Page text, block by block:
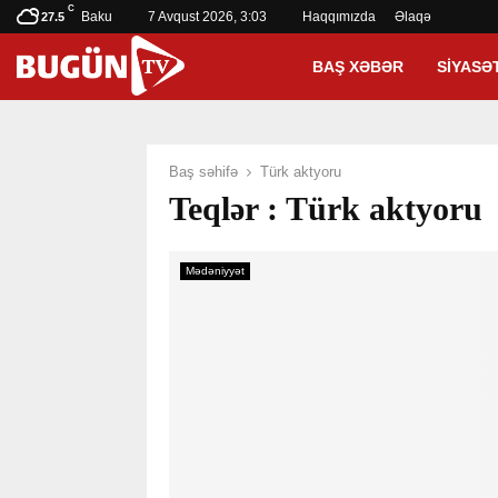
27.5
C
Baku 7 Avqust 2026, 3:03 Haqqımızda Əlaqə
BAŞ XƏBƏR
Baş səhifə Türk aktyoru
Teqlər : Türk aktyoru
Mədəniyyət